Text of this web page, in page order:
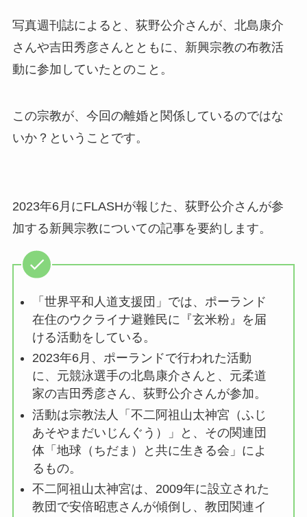
写真週刊誌によると、荻野公介さんが、北島康介
さんや吉田秀彦さんとともに、新興宗教の布教活
動に参加していたとのこと。
この宗教が、今回の離婚と関係しているのではな
いか？ということです。
2023年6月にFLASHが報じた、荻野公介さんが参
加する新興宗教についての記事を要約します。
「世界平和人道支援団」では、ポーランド
在住のウクライナ避難民に『玄米粉』を届
ける活動をしている。
2023年6月、ポーランドで行われた活動
に、元競泳選手の北島康介さんと、元柔道
家の吉田秀彦さん、荻野公介さんが参加。
活動は宗教法人「不二阿祖山太神宮（ふじ
あそやまだいじんぐう）」と、その関連団
体「地球（ちだま）と共に生きる会」によ
るもの。
不二阿祖山太神宮は、2009年に設立された
教団で安倍昭恵さんが傾倒し、教団関連イ